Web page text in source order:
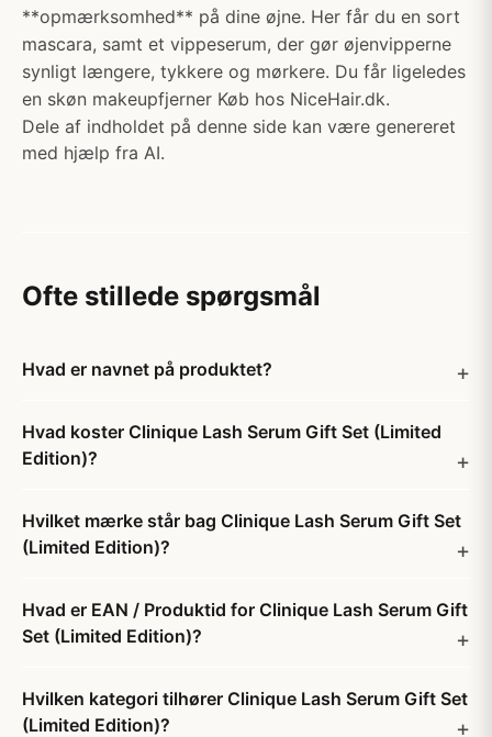
**opmærksomhed** på dine øjne. Her får du en sort
mascara, samt et vippeserum, der gør øjenvipperne
synligt længere, tykkere og mørkere. Du får ligeledes
en skøn makeupfjerner Køb hos NiceHair.dk.
Dele af indholdet på denne side kan være genereret
med hjælp fra AI.
Ofte stillede spørgsmål
Hvad er navnet på produktet?
Hvad koster Clinique Lash Serum Gift Set (Limited
Edition)?
Hvilket mærke står bag Clinique Lash Serum Gift Set
(Limited Edition)?
Hvad er EAN / Produktid for Clinique Lash Serum Gift
Set (Limited Edition)?
Hvilken kategori tilhører Clinique Lash Serum Gift Set
(Limited Edition)?